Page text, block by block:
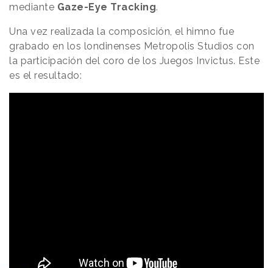
mediante Gaze-Eye Tracking.
Una vez realizada la composición, el himno fue
grabado en los londinenses Metropolis Studios con
la participación del coro de los Juegos Invictus. Este
es el resultado: